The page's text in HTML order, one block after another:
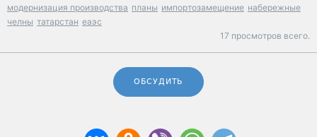
модернизация производства планы импортозамещение набережные
челны татарстан еаэс
17 просмотров всего.
ОБСУДИТЬ